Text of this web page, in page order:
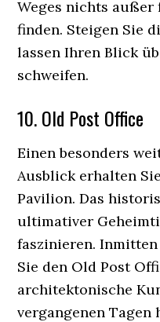
Weges nichts außer
finden. Steigen Sie
lassen Ihren Blick
schweifen.
10. Old Post Office
Einen besonders
Ausblick erhalten
Pavilion. Das
ultimativer
faszinieren.
Sie den Old Post
architektonische
vergangenen Tagen